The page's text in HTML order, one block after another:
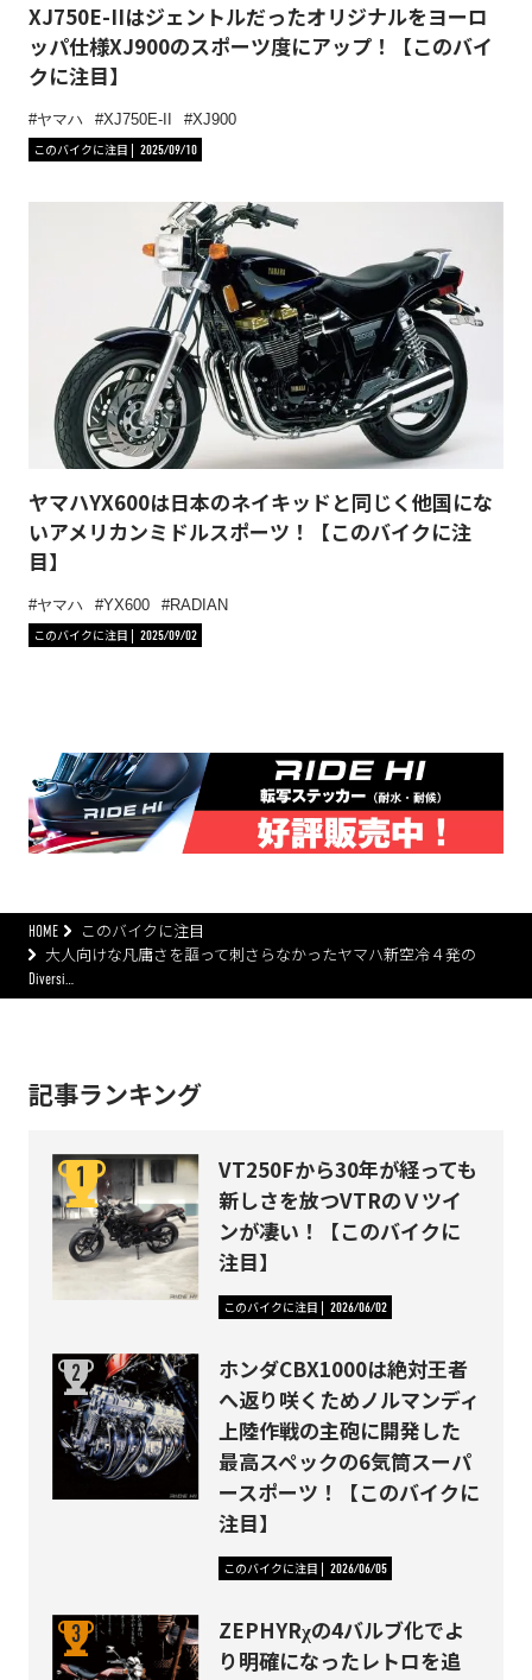
XJ750E-IIはジェントルだったオリジナルをヨーロ
ッパ仕様XJ900のスポーツ度にアップ！【このバイ
クに注目】
ヤマハ XJ750E-II
XJ900
このバイクに注目
2025/09/10
ヤマハYX600は日本のネイキッドと同じく他国にな
いアメリカンミドルスポーツ！【このバイクに注
目】
ヤマハ YX600
RADIAN
このバイクに注目
2025/09/02
HOME
このバイクに注目
大人向けな凡庸さを謳って刺さらなかったヤマハ新空冷４発の
Diversi…
記事ランキング
VT250Fから30年が経っても
新しさを放つVTRのＶツイ
ンが凄い！【このバイクに
注目】
このバイクに注目 2026/06/02
ホンダCBX1000は絶対王者
へ返り咲くためノルマンディ
上陸作戦の主砲に開発した
最高スペックの6気筒スーパ
ースポーツ！【このバイクに
注目】
このバイクに注目 2026/06/05
ZEPHYRχの4バルブ化でよ
り明確になったレトロを追